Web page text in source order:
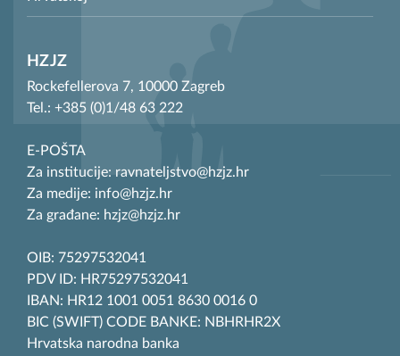
HZJZ
Rockefellerova 7, 10000 Zagreb
Tel.: +385 (0)1/48 63 222
E-POŠTA
Za institucije: ravnateljstvo@hzjz.hr
Za medije: info@hzjz.hr
Za građane: hzjz@hzjz.hr
OIB: 75297532041
PDV ID: HR75297532041
IBAN: HR12 1001 0051 8630 0016 0
BIC (SWIFT) CODE BANKE: NBHRHR2X
Hrvatska narodna banka